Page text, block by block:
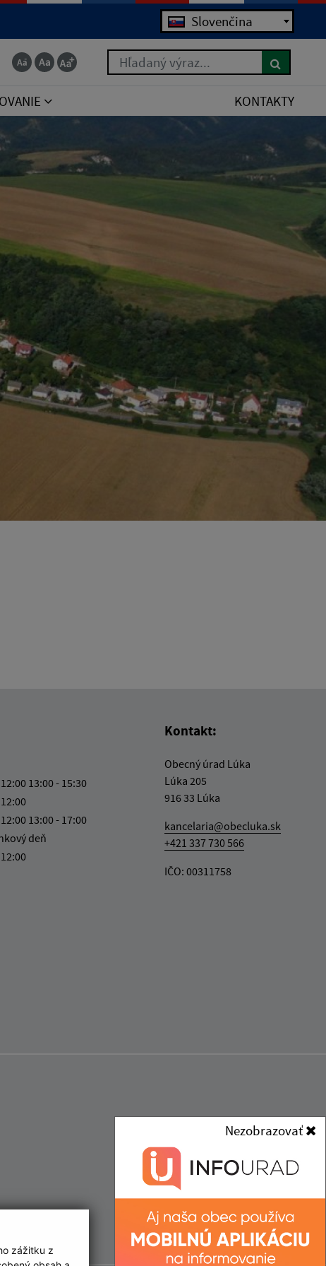
zážitku z
Jazyk Slovenčina
Hľadaný výraz...
KONTAKTY
13:00 - 15:30
13:00 - 17:00
deň
Kontakt:
Obecný úrad Lúka
Lúka 205
916 33 Lúka
kancelaria@obecluka.sk
+421 337 730 566
IČO: 00311758
Nezobrazovať